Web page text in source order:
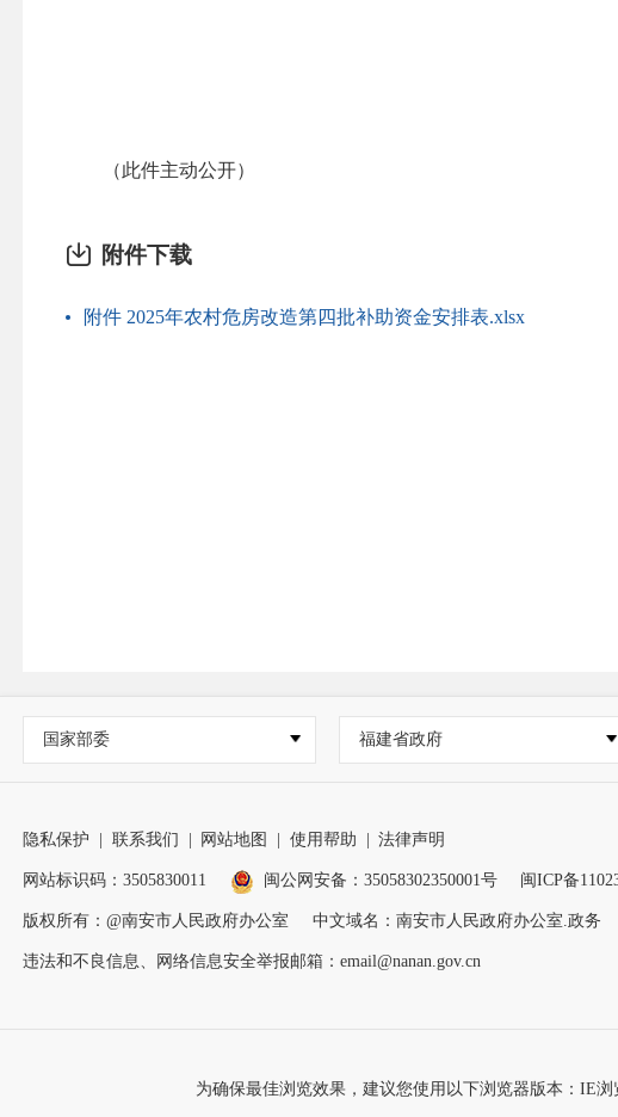
（此件主动公开）
附件下载
附件 2025年农村危房改造第四批补助资金安排表.xlsx
国家部委 福建省政府
隐私保护 联系我们 网站地图 使用帮助 法律声明
网站标识码：3505830011 闽公网安备：35058302350001号 闽ICP备
版权所有：@南安市人民政府办公室 中文域名：南安市人民政府办公室.政务
违法和不良信息、网络信息安全举报邮箱：email@nanan.gov.cn
为确保最佳浏览效果，建议您使用以下浏览器版本：IE浏